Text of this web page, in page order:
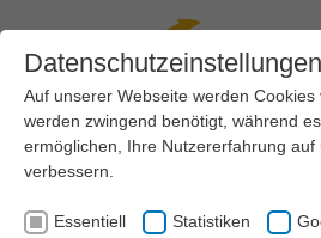
Menü
VEREINSMANAGEMENT
AKTUELL:
INTERNETRECHT
Datenschutzeinstellungen
Auf unserer Webseite werden
werden zwingend benötigt, während
ermöglichen, Ihre Nutzererfahrung auf
verbessern.
Essentiell Statistiken